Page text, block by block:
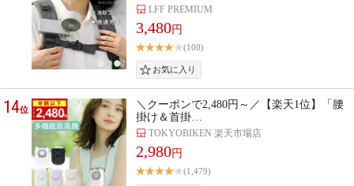
LFF PREMIUM
3,480円
(100)
14位
＼クーポンで2,480円～／【楽天1位】「腰
掛け＆首掛…
TOKYOBIKEN 楽天市場店
2,980円
(1,479)